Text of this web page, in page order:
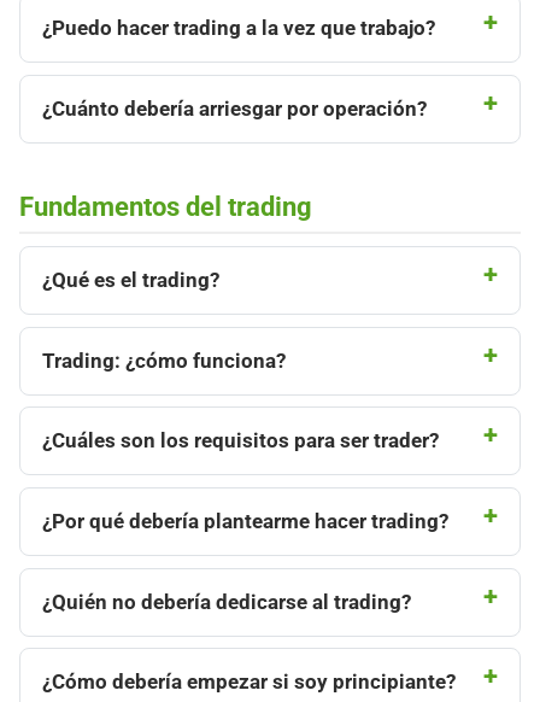
¿Puedo hacer trading a la vez que trabajo?
¿Cuánto debería arriesgar por operación?
Fundamentos del trading
¿Qué es el trading?
Trading: ¿cómo funciona?
¿Cuáles son los requisitos para ser trader?
¿Por qué debería plantearme hacer trading?
¿Quién no debería dedicarse al trading?
¿Cómo debería empezar si soy principiante?